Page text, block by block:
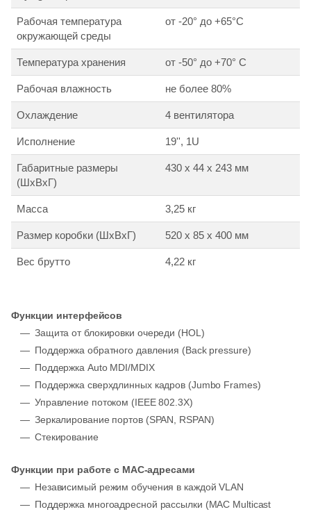
Рабочая температура
окружающей среды
от -20° до +65°С
Температура хранения от -50° до +70° С
Рабочая влажность не более 80%
Охлаждение 4 вентилятора
Исполнение 19'', 1U
Габаритные размеры
(ШxВxГ)
430 x 44 x 243 мм
Масса 3,25 кг
Размер коробки (ШхВхГ) 520 x 85 x 400 мм
Вес брутто 4,22 кг
Функции интерфейсов
Защита от блокировки очереди (HOL)
Поддержка обратного давления (Back pressure)
Поддержка Auto MDI/MDIX
Поддержка сверхдлинных кадров (Jumbo Frames)
Управление потоком (IEEE 802.3X)
Зеркалирование портов (SPAN, RSPAN)
Стекирование
Функции при работе с МAC-адресами
Независимый режим обучения в каждой VLAN
Поддержка многоадресной рассылки (MAC Multicast